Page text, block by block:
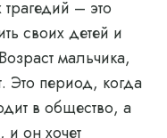
– это
своих детей и
мальчика,
Это период, когда
в общество, а
и он хочет